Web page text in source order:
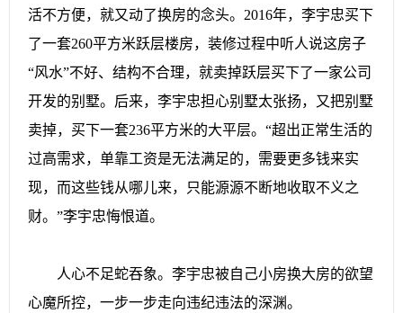
活不方便，就又动了换房的念头。2016年，李宇忠买下
了一套260平方米跃层楼房，装修过程中听人说这房子
“风水”不好、结构不合理，就卖掉跃层买下了一家公司
开发的别墅。后来，李宇忠担心别墅太张扬，又把别墅
卖掉，买下一套236平方米的大平层。“超出正常生活的
过高需求，单靠工资是无法满足的，需要更多钱来实
现，而这些钱从哪儿来，只能源源不断地收取不义之
财。”李宇忠悔恨道。
人心不足蛇吞象。李宇忠被自己小房换大房的欲望
心魔所控，一步一步走向违纪违法的深渊。